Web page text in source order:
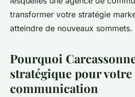
transformer votre stratégie
atteindre de nouveaux sommets.
Pourquoi
stratégique pour votre
communication